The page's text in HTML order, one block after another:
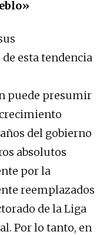
esta tendencia
puede presumir
del gobierno
absolutos
por la
reemplazados
de la Liga
Por lo tanto, en